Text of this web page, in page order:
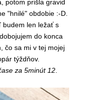
potom prišla gravid
"hnilé" obdobie :-D.
budem len ležať s
do konca
čo sa mi v tej mojej
týždňov.
za 5minút 12.